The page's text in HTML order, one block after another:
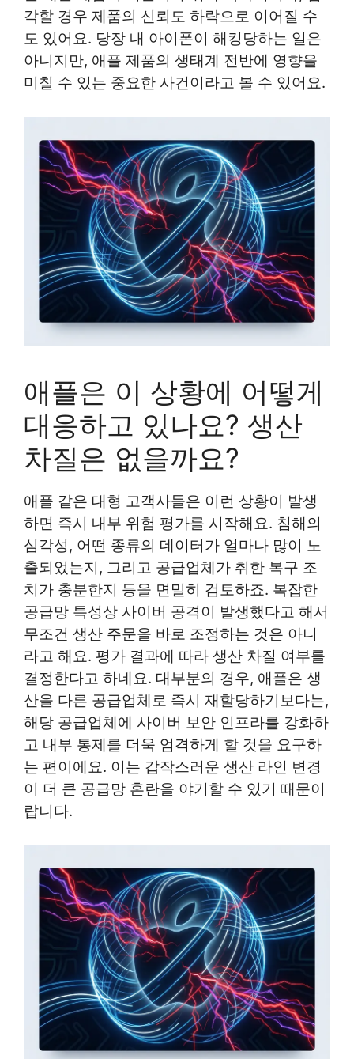
각할 경우 제품의 신뢰도 하락으로 이어질 수
도 있어요. 당장 내 아이폰이 해킹당하는 일은
아니지만, 애플 제품의 생태계 전반에 영향을
미칠 수 있는 중요한 사건이라고 볼 수 있어요.
애플은 이 상황에 어떻게
대응하고 있나요? 생산
차질은 없을까요?
애플 같은 대형 고객사들은 이런 상황이 발생
하면 즉시 내부 위험 평가를 시작해요. 침해의
심각성, 어떤 종류의 데이터가 얼마나 많이 노
출되었는지, 그리고 공급업체가 취한 복구 조
치가 충분한지 등을 면밀히 검토하죠. 복잡한
공급망 특성상 사이버 공격이 발생했다고 해서
무조건 생산 주문을 바로 조정하는 것은 아니
라고 해요. 평가 결과에 따라 생산 차질 여부를
결정한다고 하네요. 대부분의 경우, 애플은 생
산을 다른 공급업체로 즉시 재할당하기보다는,
해당 공급업체에 사이버 보안 인프라를 강화하
고 내부 통제를 더욱 엄격하게 할 것을 요구하
는 편이에요. 이는 갑작스러운 생산 라인 변경
이 더 큰 공급망 혼란을 야기할 수 있기 때문이
랍니다.